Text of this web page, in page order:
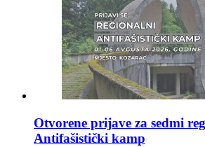
Otvorene prijave za sedmi
Antifašistički kamp